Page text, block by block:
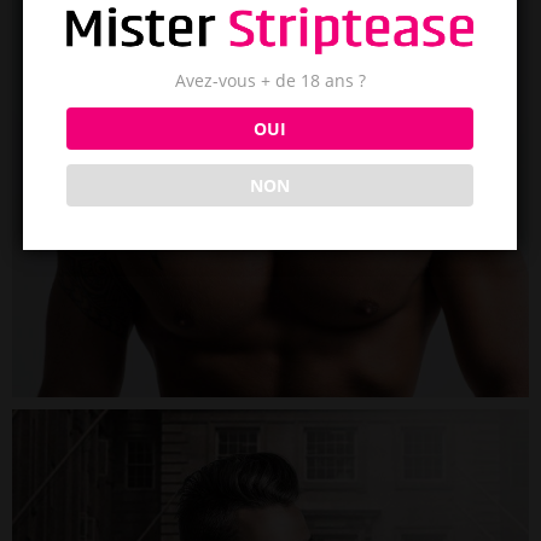
Avez-vous + de 18 ans ?
OUI
NON